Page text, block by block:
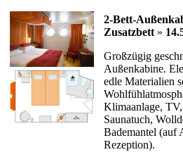
2-Bett-
Zusatzbett »
Großzügig
Außenkabine.
edle Materialien
Klimaanlage,
Saunatuch,
Bademantel (auf
Rezeption).